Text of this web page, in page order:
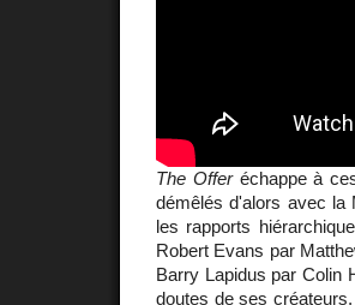
The Offeréchappe à
démêlés d'alors avec la
les rapports
Robert Evans par
Barry Lapidus par Colin
doutes de ses